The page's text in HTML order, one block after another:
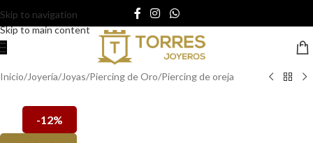
Skip to navigation
Skip to main content
Inicio/Joyería/Joyas/Piercing de Oro/Piercing de oreja
-12%